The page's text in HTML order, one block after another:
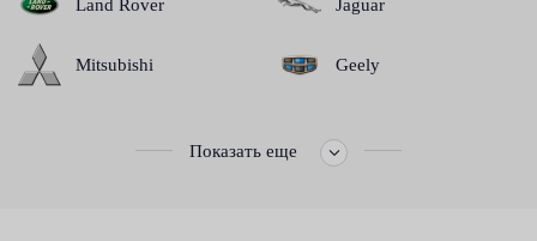
Land Rover
Mitsubishi
Jaguar
Geely
Показать еще